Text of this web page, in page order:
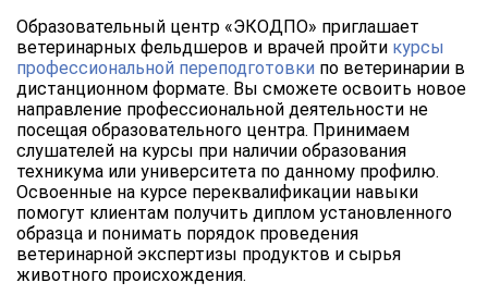
Образовательный центр «ЭКОДПО» приглашает
ветеринарных фельдшеров и врачей пройти курсы
профессиональной переподготовки по ветеринарии в
дистанционном формате. Вы сможете освоить новое
направление профессиональной деятельности не
посещая образовательного центра. Принимаем
слушателей на курсы при наличии образования
техникума или университета по данному профилю.
Освоенные на курсе переквалификации навыки
помогут клиентам получить диплом установленного
образца и понимать порядок проведения
ветеринарной экспертизы продуктов и сырья
животного происхождения.